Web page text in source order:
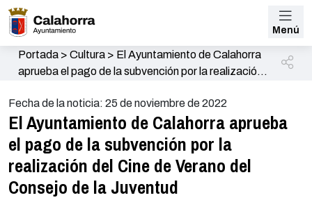
Menú
Portada> Cultura> El Ayuntamiento de Calahorra
aprueba el pago de la subvención por la realización
Fecha de la noticia: 25 de noviembre de 2022
El Ayuntamiento de Calahorra aprueba
el pago de la subvención por la
realización del Cine de Verano del
Consejo de la Juventud